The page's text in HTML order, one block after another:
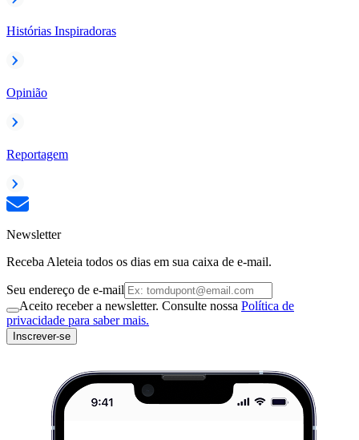
Histórias Inspiradoras
Opinião
Reportagem
Newsletter
Receba Aleteia todos os dias em sua caixa de e-mail.
Seu endereço de e-mail
Aceito receber a newsletter. Consulte nossa Política de
privacidade para saber mais.
Inscrever-se